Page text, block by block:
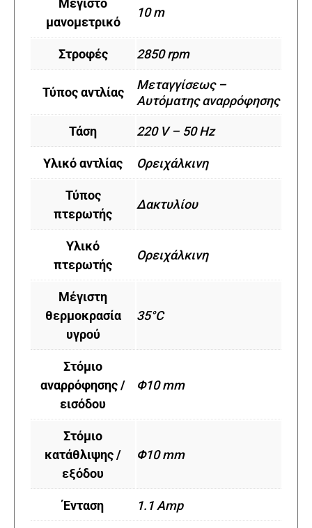
Μέγιστο
μανομετρικό
10 m
Στροφές 2850 rpm
Τύπος αντλίας
Μεταγγίσεως –
Αυτόματης αναρρόφησης
Τάση 220 V – 50 Hz
Υλικό αντλίας Ορειχάλκινη
Τύπος
πτερωτής
Δακτυλίου
Υλικό
πτερωτής
Ορειχάλκινη
Μέγιστη
θερμοκρασία
υγρού
35°C
Στόμιο
αναρρόφησης /
εισόδου
Φ10 mm
Στόμιο
κατάθλιψης /
εξόδου
Φ10 mm
Ένταση 1.1 Αmp